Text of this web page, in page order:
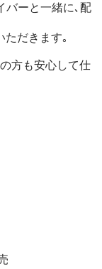
バーと一緒に､配
ただきます｡
方も安心して仕